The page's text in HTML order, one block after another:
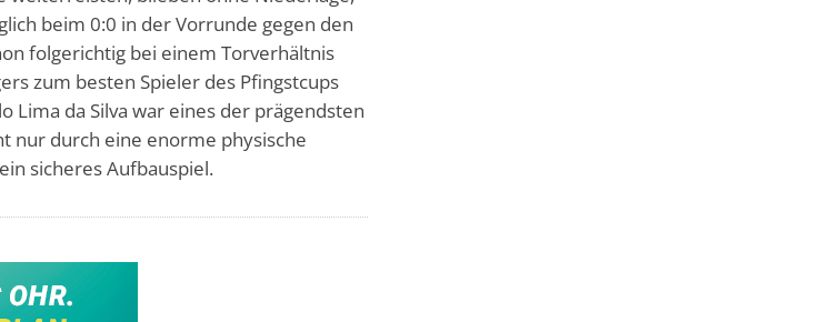
beim 0:0 in der Vorrunde gegen den
folgerichtig bei einem Torverhältnis
zum besten Spieler des Pfingstcups
Lima da Silva war eines der prägendsten
nur durch eine enorme physische
sicheres Aufbauspiel.